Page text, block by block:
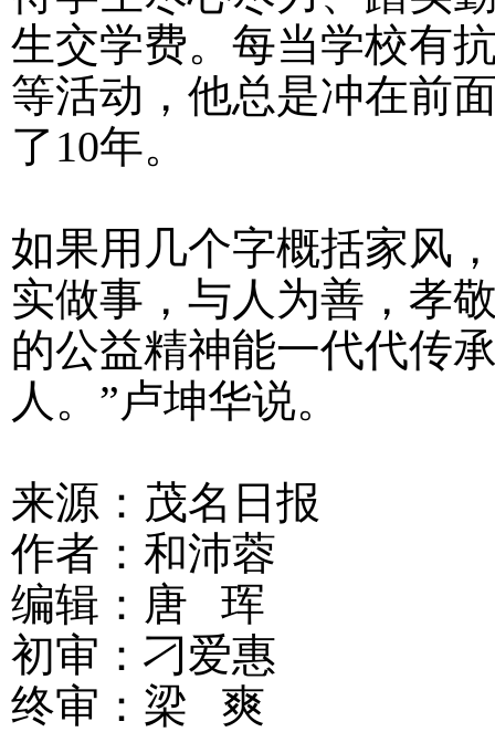
生交学费。每当学校有
等活动，他总是冲在前
了10年。
如果用几个字概括家风
实做事，与人为善，孝
的公益精神能一代代传
人。”卢坤华说。
来源：茂名日报
作者：和沛蓉
编辑：唐 珲
初审：刁爱惠
终审：梁 爽